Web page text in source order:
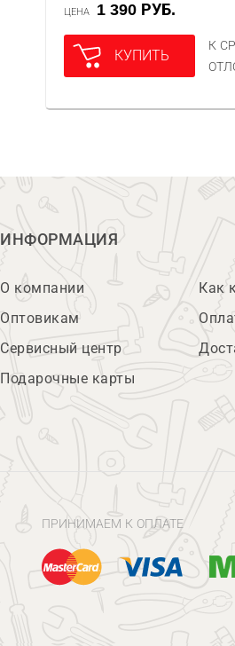
ЦЕНА 1 390 РУБ.
КУПИТЬ
К
ИНФОРМАЦИЯ
О компании
Оптовикам
Сервисный центр
Подарочные карты
Как
ПРИНИМАЕМ К ОПЛАТЕ